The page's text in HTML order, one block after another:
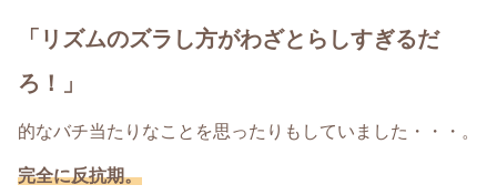
「リズムのズラし方がわざとらしすぎるだ
ろ！」
的なバチ当たりなことを思ったりもしていました・・・。
完全に反抗期。